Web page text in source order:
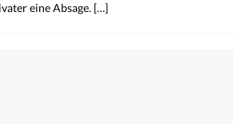
eine Absage. […]